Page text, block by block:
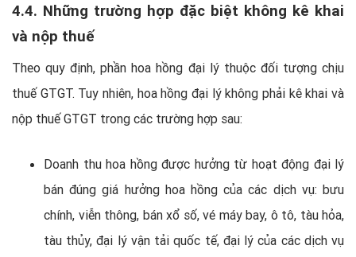
4.4. Những trường hợp đặc biệt không kê khai
và nộp thuế
Theo quy định, phần hoa hồng đại lý thuộc đối tượng chịu
thuế GTGT. Tuy nhiên, hoa hồng đại lý không phải kê khai và
nộp thuế GTGT trong các trường hợp sau:
Doanh thu hoa hồng được hưởng từ hoạt động đại lý
bán đúng giá hưởng hoa hồng của các dịch vụ: bưu
chính, viễn thông, bán xổ số, vé máy bay, ô tô, tàu hỏa,
tàu thủy, đại lý vận tải quốc tế, đại lý của các dịch vụ